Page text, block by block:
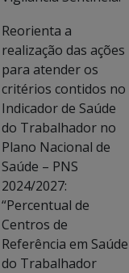
Reorienta a
realização das ações
para atender os
critérios contidos no
Indicador de Saúde
do Trabalhador no
Plano Nacional de
Saúde – PNS
2024/2027:
“Percentual de
Centros de
Referência em Saúde
do Trabalhador